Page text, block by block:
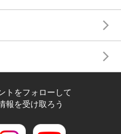
トをフォローして
報を受け取ろう